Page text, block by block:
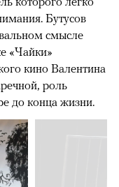
Бутусов
смысле
«Чайки»
кино Валентина
роль
до конца жизни.